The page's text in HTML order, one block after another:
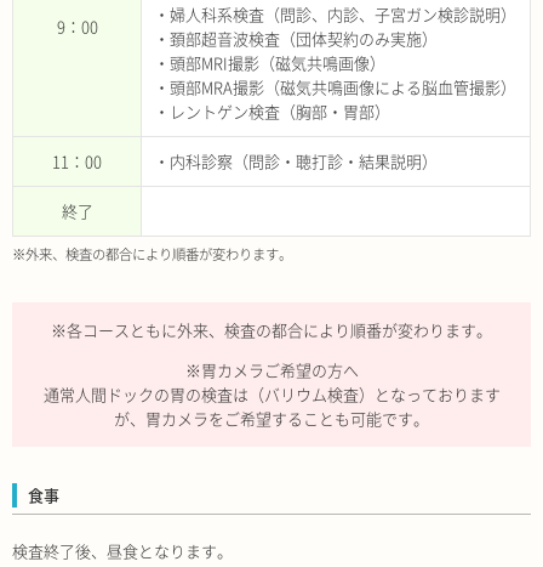
9：00
・婦人科系検査（問診、内診、子宮ガン検診説明）
・頚部超音波検査（団体契約のみ実施）
・頭部MRI撮影（磁気共鳴画像）
・頭部MRA撮影（磁気共鳴画像による脳血管撮影）
・レントゲン検査（胸部・胃部）
11：00 ・内科診察（問診・聴打診・結果説明）
終了
※外来、検査の都合により順番が変わります。
※各コースともに外来、検査の都合により順番が変わります。
※胃カメラご希望の方へ
通常人間ドックの胃の検査は（バリウム検査）となっております
が、胃カメラをご希望することも可能です。
食事
検査終了後、昼食となります。